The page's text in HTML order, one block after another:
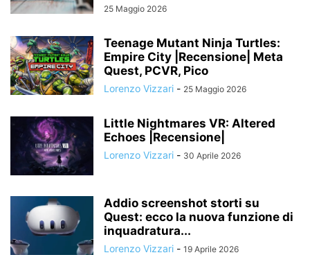
25 Maggio 2026
Teenage Mutant Ninja Turtles:
Empire City |Recensione| Meta
Quest, PCVR, Pico
Lorenzo Vizzari - 25 Maggio 2026
Little Nightmares VR: Altered
Echoes |Recensione|
Lorenzo Vizzari - 30 Aprile 2026
Addio screenshot storti su
Quest: ecco la nuova funzione di
inquadratura...
Lorenzo Vizzari - 19 Aprile 2026